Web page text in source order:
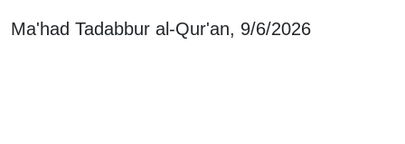
Ma'had Tadabbur al-Qur'an, 9/6/2026